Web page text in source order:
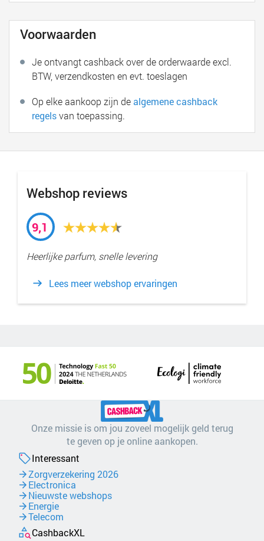
Voorwaarden
Je ontvangt cashback over de orderwaarde excl.
BTW, verzendkosten en evt. toeslagen
Op elke aankoop zijn dealgemene cashback
regelsvan toepassing.
Webshop reviews
9,1
Heerlijke parfum, snelle levering
Lees meer webshop ervaringen
Onze missie is om jou zoveel mogelijk geld terug
te geven op je online aankopen.
Interessant
Zorgverzekering 2026
Electronica
Nieuwste webshops
Energie
Telecom
CashbackXL